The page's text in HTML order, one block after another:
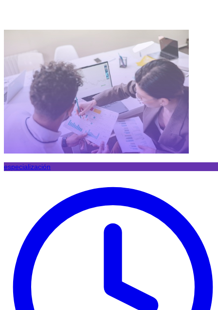
especialización